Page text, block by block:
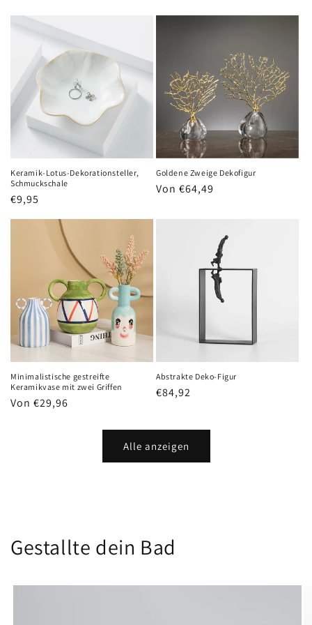
Keramik-Lotus-Dekorationsteller,
Schmuckschale
Normaler
€9,95
Goldene Zweige Dekofigur
Normaler
Von €64,49
Minimalistische gestreifte
Keramikvase mit zwei Griffen
Normaler
Von €29,96
Abstrakte Deko-Figur
Normaler
€84,92
Alle anzeigen
Gestallte dein Bad